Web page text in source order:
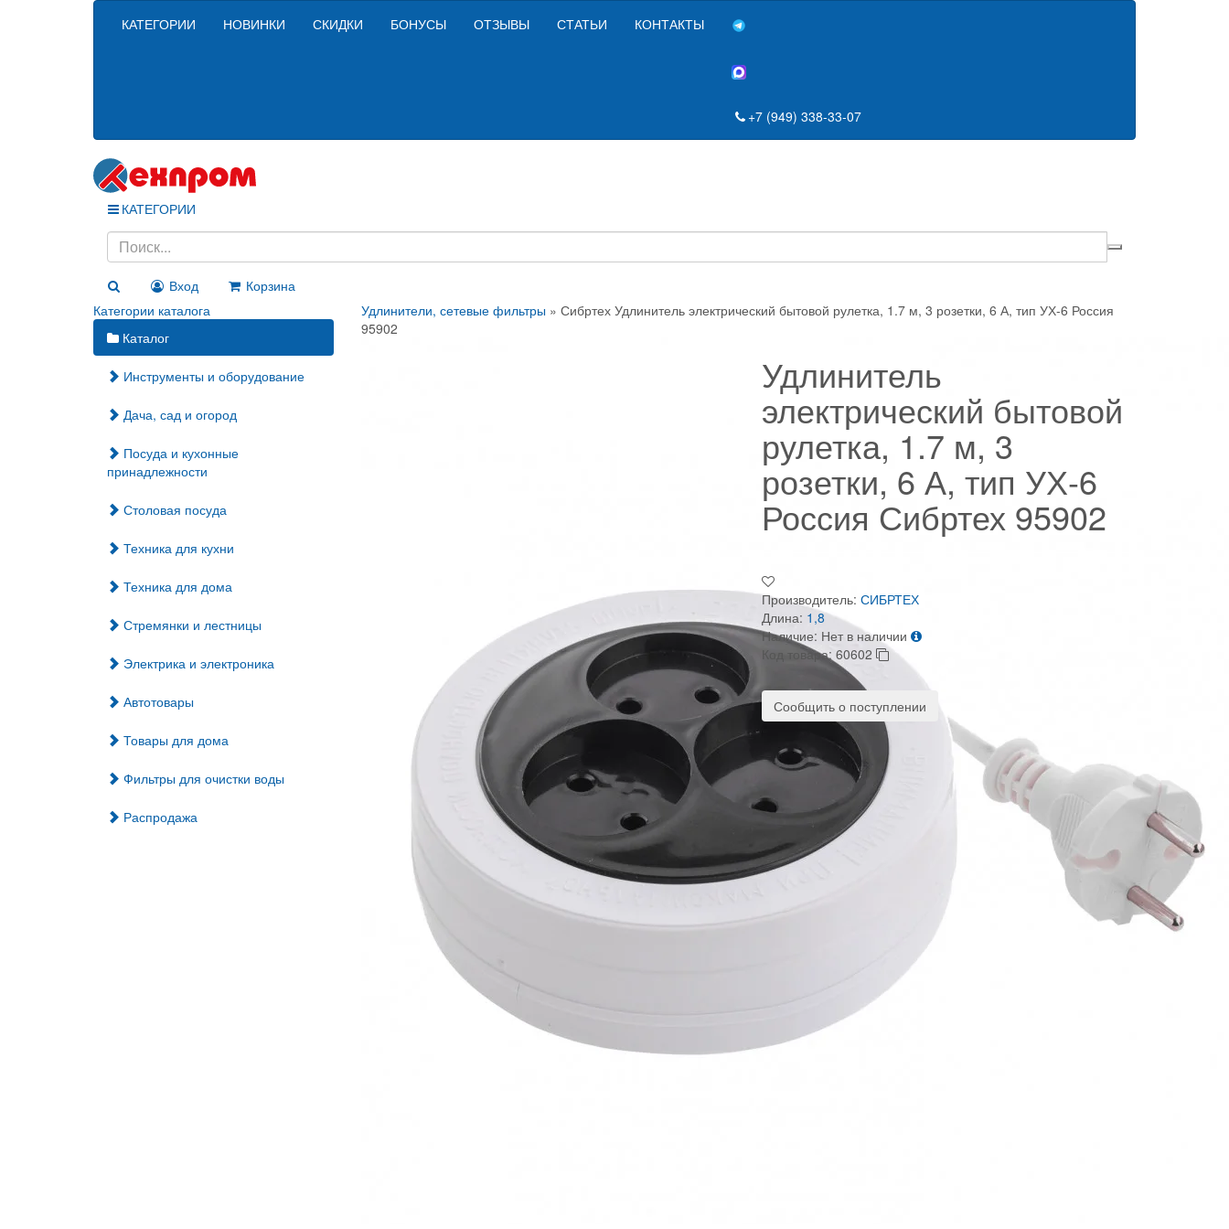
КАТЕГОРИИ НОВИНКИ СКИДКИ БОНУСЫ ОТЗЫВЫ СТАТЬИ КОНТАКТЫ
+7 (949) 338-33-07
КАТЕГОРИИ
Вход
Корзина
Категории каталога
Каталог
Инструменты и оборудование
Дача, сад и огород
Посуда и кухонные
принадлежности
Столовая посуда
Техника для кухни
Техника для дома
Стремянки и лестницы
Электрика и электроника
Автотовары
Товары для дома
Фильтры для очистки воды
Распродажа
Удлинители, сетевые фильтры» Сибртех Удлинитель электрический бытовой рулетка, 1.7 м, 3 розетки, 6 А, тип УХ-6 Россия
95902
Удлинитель
электрический бытовой
рулетка, 1.7 м, 3
розетки, 6 А, тип УХ-6
Россия Сибртех 95902
Производитель: СИБРТЕХ
Длина: 1,8
Наличие: Нет в наличии
Код товара: 60602
Сообщить о поступлении